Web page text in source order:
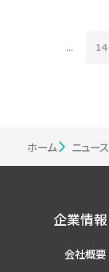
... 14
ホーム ニュース
企業情報
会社概要